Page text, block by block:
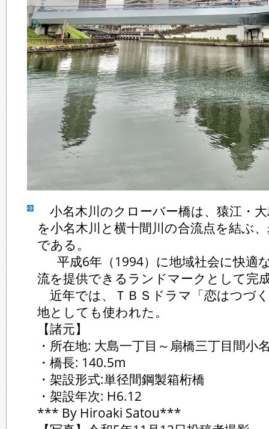
小名木川のクローバー橋は、猿江・
を小名木川と横十間川の合流点を結ぶ
である。
平成6年（1994）に地域社会に快適
流を提供できるランドマークとして完
近年では、ＴＢＳドラマ「恋はつづ
地としても使われた。
【諸元】
・所在地: 大島一丁目～扇橋三丁目間小
・橋長: 140.5m
・架設形式:単径間鋼製箱桁橋
・架設年次: H6.12
*** By Hiroaki Satou***